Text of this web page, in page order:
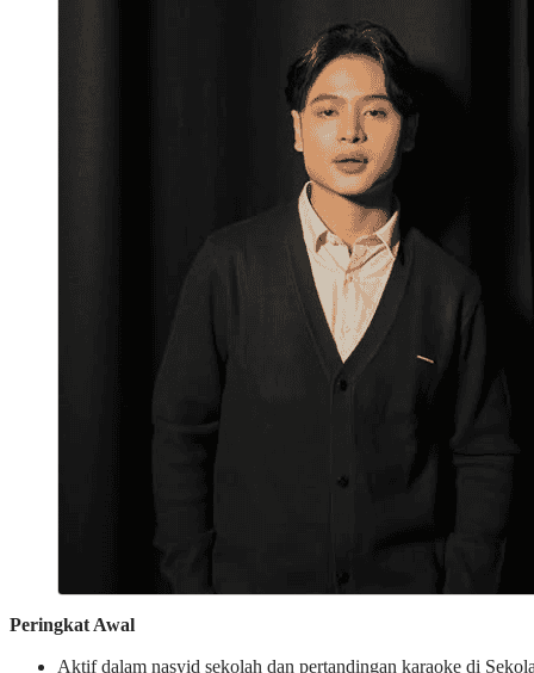
Peringkat Awal
Aktif dalam nasyid sekolah dan pertandingan karaoke di